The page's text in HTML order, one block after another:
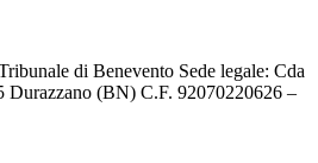
di Benevento Sede legale: Cda
Durazzano (BN) C.F. 92070220626 –